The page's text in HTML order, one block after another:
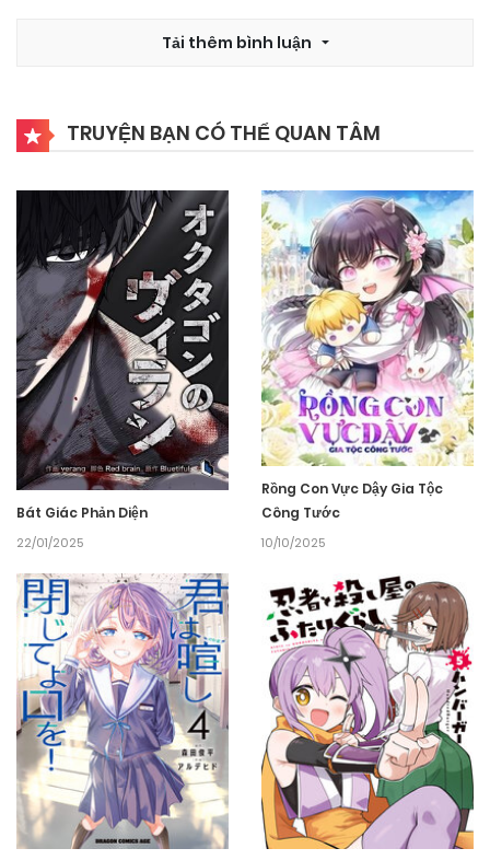
Tải thêm bình luận
TRUYỆN BẠN CÓ THỂ QUAN TÂM
Bát Giác Phản Diện
22/01/2025
Rồng Con Vực Dậy Gia Tộc
Công Tước
10/10/2025